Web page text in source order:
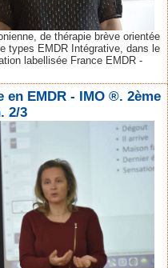
de thérapie brève orientée
types EMDR Intégrative, dans le
labellisée France EMDR -
EMDR - IMO ®. 2ème
2/3